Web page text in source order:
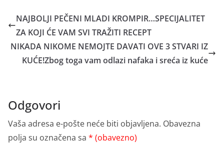
NAJBOLJI PEČENI MLADI KROMPIR…SPECIJALITET
ZA KOJI ĆE VAM SVI TRAŽITI RECEPT
NIKADA NIKOME NEMOJTE DAVATI OVE 3 STVARI IZ
KUĆE!Zbog toga vam odlazi nafaka i sreća iz kuće
Odgovori
Vaša adresa e-pošte neće biti objavljena. Obavezna
polja su označena sa * (obavezno)